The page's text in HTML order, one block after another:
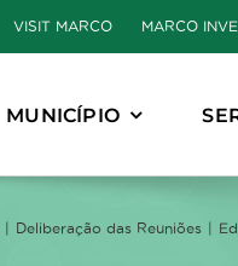
VISIT MARCO MARCO
MUNICÍPIO
Deliberação das Reuniões